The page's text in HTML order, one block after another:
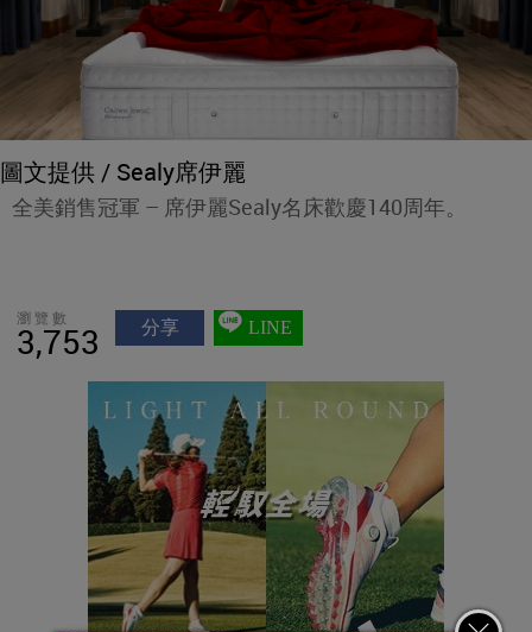
圖文提供 / Sealy席伊麗
全美銷售冠軍 – 席伊麗Sealy名床歡慶140周年。
瀏覽數
3,753 分享 LINE